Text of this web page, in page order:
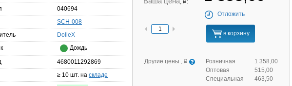
, q :
Отложить
в корзину
Другие цены , q Розничная
1 358,00
Оптовая
515,00
Специальная
463,50
040694
SCH-008
DolleX
Дождь
4680011292869
≥ 10 шт. на складе